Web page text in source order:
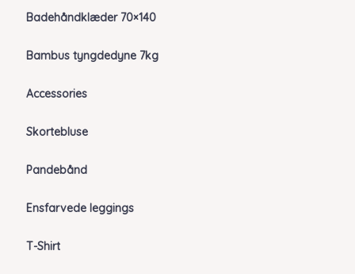
Badehåndklæder 70×140
Bambus tyngdedyne 7kg
Accessories
Skortebluse
Pandebånd
Ensfarvede leggings
T-Shirt